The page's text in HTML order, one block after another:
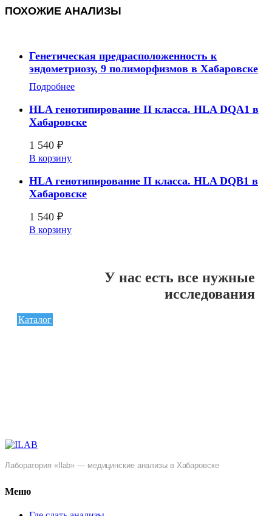
ПОХОЖИЕ АНАЛИЗЫ
Генетическая предрасположенность к
эндометриозу, 9 полиморфизмов в Хабаровске
Подробнее
HLA генотипирование II класса. HLA DQA1 в
Хабаровске
1 540 ₽
В корзину
HLA генотипирование II класса. HLA DQB1 в
Хабаровске
1 540 ₽
В корзину
У нас есть все нужные
исследования
Каталог
Лаборатория «Ilab» — медицинские анализы в Хабаровске
Меню